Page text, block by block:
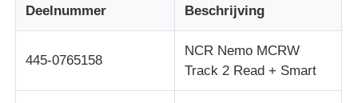
Deelnummer Beschrijving
445-0765158
NCR Nemo MCRW
Track 2 Read + Smart